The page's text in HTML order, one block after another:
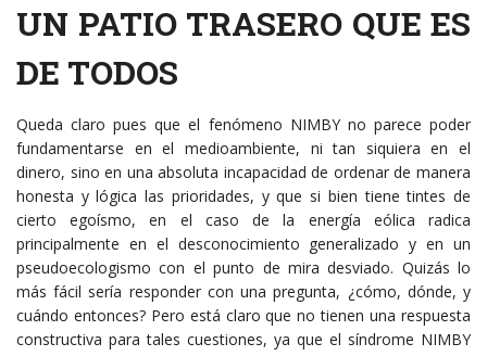
UN PATIO TRASERO QUE ES
DE TODOS
Queda claro pues que el fenómeno NIMBY no parece poder
fundamentarse en el medioambiente, ni tan siquiera en el
dinero, sino en una absoluta incapacidad de ordenar de manera
honesta y lógica las prioridades, y que si bien tiene tintes de
cierto egoísmo, en el caso de la energía eólica radica
principalmente en el desconocimiento generalizado y en un
pseudoecologismo con el punto de mira desviado. Quizás lo
más fácil sería responder con una pregunta, ¿cómo, dónde, y
cuándo entonces? Pero está claro que no tienen una respuesta
constructiva para tales cuestiones, ya que el síndrome NIMBY